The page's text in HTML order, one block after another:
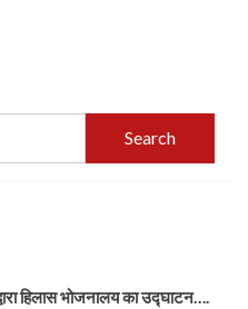
Search
हिलास भोजनालय का उद्घाटन….